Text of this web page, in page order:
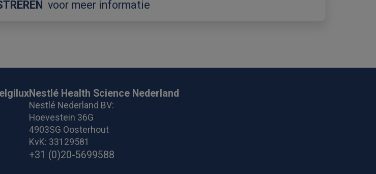
voor meer informatie
Nestlé Health Science Nederland
Nestlé Nederland BV:
Hoevestein 36G
4903SG Oosterhout
KvK: 33129581
+31 (0)20-5699588